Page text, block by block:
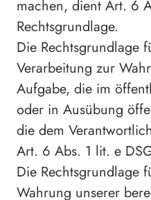
machen, dient Art. 6
Rechtsgrundlage.
Die Rechtsgrundlage
Verarbeitung zur
Aufgabe, die im
oder in Ausübung
die dem
Art. 6 Abs. 1 lit. e
Die Rechtsgrundlage
Wahrung unserer